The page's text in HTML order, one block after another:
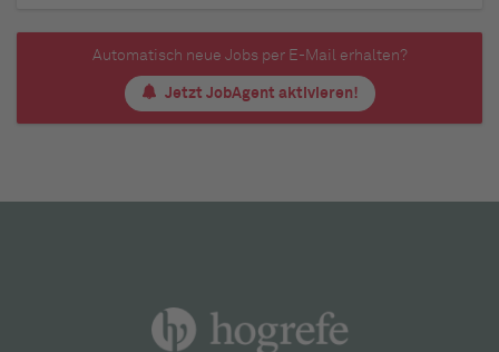
Automatisch neue Jobs per E-Mail erhalten?
Jetzt JobAgent aktivieren!